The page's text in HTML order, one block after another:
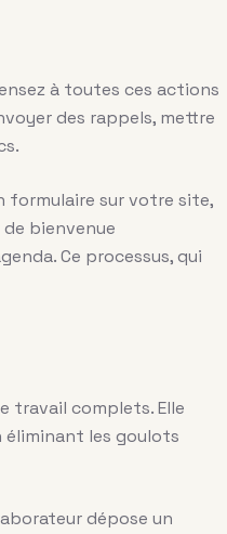
à toutes ces actions
des rappels, mettre
formulaire sur votre site,
bienvenue
Ce processus, qui
travail complets. Elle
éliminant les goulots
dépose un